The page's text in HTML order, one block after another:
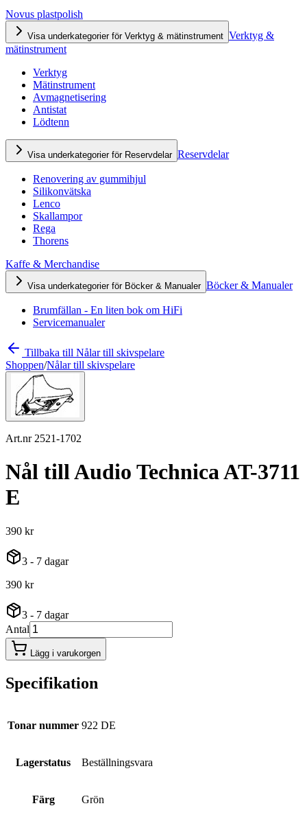
Novus plastpolish
Visa underkategorier för Verktyg & mätinstrument Verktyg &
mätinstrument
Verktyg
Mätinstrument
Avmagnetisering
Antistat
Lödtenn
Visa underkategorier för Reservdelar Reservdelar
Renovering av gummihjul
Silikonvätska
Lenco
Skallampor
Rega
Thorens
Kaffe & Merchandise
Visa underkategorier för Böcker & Manualer Böcker & Manualer
Brumfällan - En liten bok om HiFi
Servicemanualer
Tillbaka till Nålar till skivspelare
Shoppen/Nålar till skivspelare
Art.nr 2521-1702
Nål till Audio Technica AT-3711
E
390 kr
3 - 7 dagar
390 kr
3 - 7 dagar
Antal
Lägg i varukorgen
Specifikation
Tonar nummer 922 DE
Lagerstatus Beställningsvara
Färg Grön